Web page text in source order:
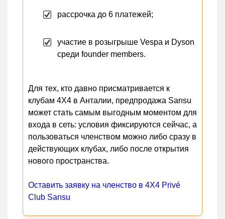
рассрочка до 6 платежей;
участие в розыгрыше Vespa и Dyson
среди founder members.
Для тех, кто давно присматривается к
клубам 4X4 в Анталии, предпродажа Sarısu
может стать самым выгодным моментом для
входа в сеть: условия фиксируются сейчас, а
пользоваться членством можно либо сразу в
действующих клубах, либо после открытия
нового пространства.
Оставить заявку на членство в 4X4 Privé
Club Sarısu